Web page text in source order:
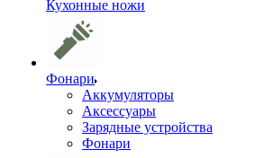
Кухонные ножи
Фонари
Аккумуляторы
Аксессуары
Зарядные устройства
Фонари